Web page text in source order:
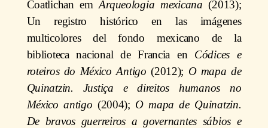
Coatlichan emArqueologia mexicana(2013);
Un registro histórico en las imágenes
multicolores del fondo mexicano de la
biblioteca nacional de Francia en Códices e
roteiros do México Antigo(2012); O mapa de
Quinatzin. Justiça e direitos humanos no
México antigo (2004); O mapa de Quinatzin.
De bravos guerreiros a governantes sábios e